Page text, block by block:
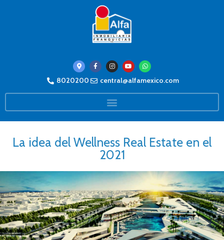
8020200 central@alfamexico.com
La idea del Wellness Real Estate en el
2021